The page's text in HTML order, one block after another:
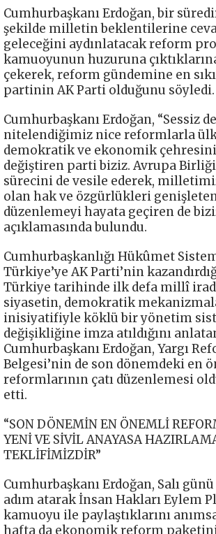
Cumhurbaşkanı Erdoğan, bir
şekilde milletin beklentilerine
geleceğini aydınlatacak reform
kamuoyunun huzuruna
çekerek, reform gündemine en
partinin AK Parti olduğunu söyledi.
Cumhurbaşkanı Erdoğan, “Sessiz
nitelendiğimiz nice reformlarla
demokratik ve ekonomik
değiştiren parti biziz. Avrupa
sürecini de vesile ederek,
olan hak ve özgürlükleri
düzenlemeyi hayata geçiren de
açıklamasında bulundu.
Cumhurbaşkanlığı Hükûmet
Türkiye’ye AK Parti’nin
Türkiye tarihinde ilk defa millî
siyasetin, demokratik
inisiyatifiyle köklü bir yönetim
değişikliğine imza atıldığını
Cumhurbaşkanı Erdoğan, Yargı
Belgesi’nin de son dönemdeki en
reformlarının çatı düzenlemesi
etti.
“SON DÖNEMİN EN ÖNEMLİ
YENİ VE SİVİL ANAYASA
TEKLİFİMİZDİR”
Cumhurbaşkanı Erdoğan, Salı
adım atarak İnsan Hakları Eylem
kamuoyu ile paylaştıklarını
hafta da ekonomik reform